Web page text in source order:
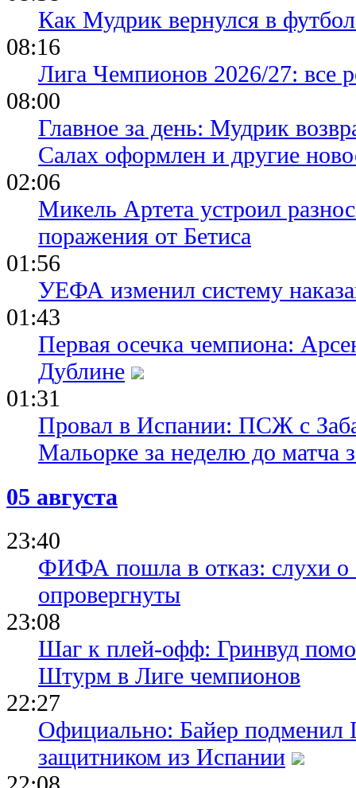
Как Мудрик вернулся в
08:16
Лига Чемпионов 2026/27: все
08:00
Главное за день: Мудрик
Салах оформлен и другие
02:06
Микель Артета устроил
поражения от Бетиса
01:56
УЕФА изменил систему
01:43
Первая осечка чемпиона:
Дублине
01:31
Провал в Испании: ПСЖ с
Мальорке за неделю до матча
05 августа
23:40
ФИФА пошла в отказ: слухи
опровергнуты
23:08
Шаг к плей-офф: Гринвуд
Штурм в Лиге чемпионов
22:27
Официально: Байер подменил
защитником из Испании